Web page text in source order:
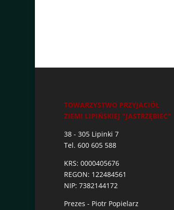
TOWARZYSTWO PRZYJACIÓŁ
ZIEMI LIPIŃSKIEJ "JASTRZĘBIEC"
38 - 305 Lipinki 7
Tel. 600 605 588
KRS: 0000405676
REGON: 122484561
NIP: 7382144172
Prezes - Piotr Popielarz